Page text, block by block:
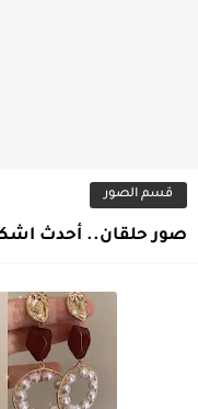
قسم الصور
صور حلقان.. أحدث